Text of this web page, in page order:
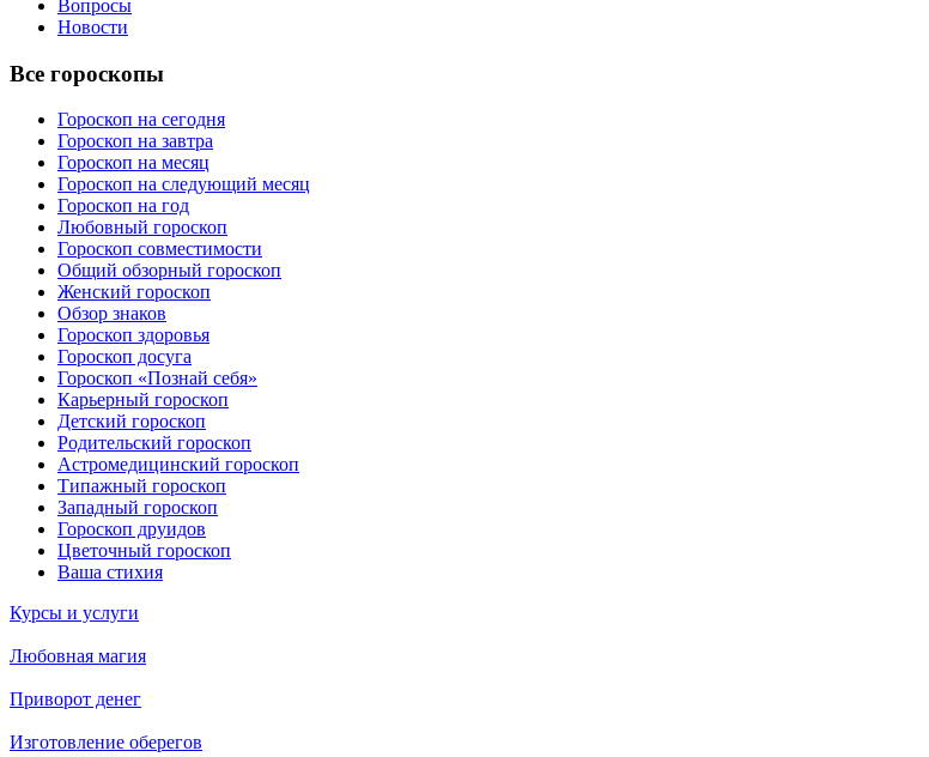
Вопросы
Новости
Все гороскопы
Гороскоп на сегодня
Гороскоп на завтра
Гороскоп на месяц
Гороскоп на следующий месяц
Гороскоп на год
Любовный гороскоп
Гороскоп совместимости
Общий обзорный гороскоп
Женский гороскоп
Обзор знаков
Гороскоп здоровья
Гороскоп досуга
Гороскоп «Познай себя»
Карьерный гороскоп
Детский гороскоп
Родительский гороскоп
Астромедицинский гороскоп
Типажный гороскоп
Западный гороскоп
Гороскоп друидов
Цветочный гороскоп
Ваша стихия
Курсы и услуги
Любовная магия
Приворот денег
Изготовление оберегов